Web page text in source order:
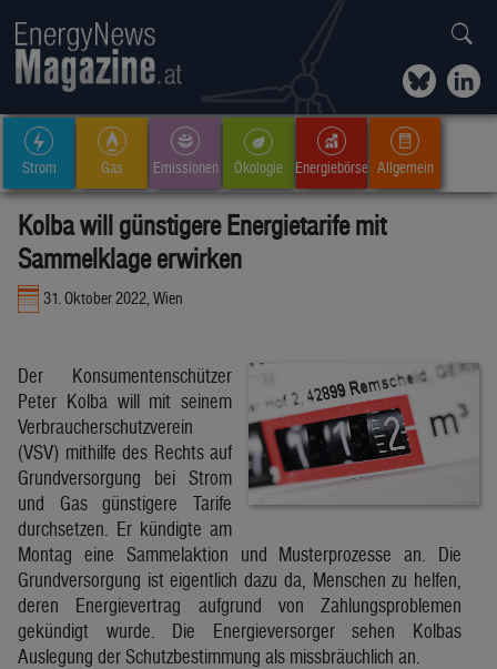
Strom Gas Emissionen Ökologie Energiebörse Allgemein
Kolba will günstigere Energietarife mit
Sammelklage erwirken
31. Oktober 2022, Wien
Der Konsumentenschützer
Peter Kolba will mit seinem
Verbraucherschutzverein
(VSV) mithilfe des Rechts auf
Grundversorgung bei Strom
und Gas günstigere Tarife
durchsetzen. Er kündigte am
Montag eine Sammelaktion und Musterprozesse an. Die
Grundversorgung ist eigentlich dazu da, Menschen zu helfen,
deren Energievertrag aufgrund von Zahlungsproblemen
gekündigt wurde. Die Energieversorger sehen Kolbas
Auslegung der Schutzbestimmung als missbräuchlich an.